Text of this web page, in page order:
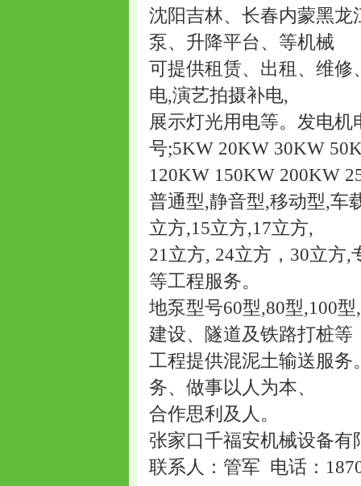
沈阳吉林、长春内蒙黑
泵、升降平台、等机械
可提供租赁、出租、维
电,演艺拍摄补电,
展示灯光用电等。发电
号;5KW 20KW 30KW
120KW 150KW 200KW
普通型,静音型,移动型,车
立方,15立方,17立方,
21立方, 24立方，30立方
等工程服务。
地泵型号60型,80型,100
建设、隧道及铁路打桩等
工程提供混泥土输送服
务、做事以人为本、
合作思利及人。
张家口千福安机械设备
联系人：管军 电话：